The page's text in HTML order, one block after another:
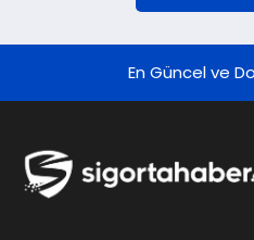
En Güncel ve